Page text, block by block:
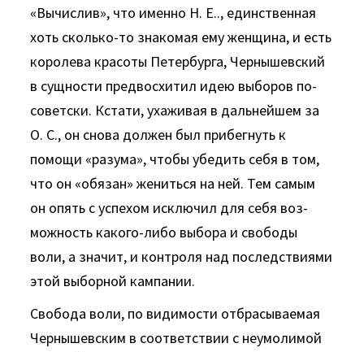
«Вычислив», что именно Н. Е.., единственная
хоть сколько-то знакомая ему женщина, и есть
королева красоты Петербурга, Чернышевский
в сущности предвосхитил идею выборов по-
советски. Кстати, ухаживая в дальнейшем за
О. С., он снова должен был прибегнуть к
помощи «разума», чтобы убедить себя в том,
что он «обязан» жениться на ней. Тем самым
он опять с успехом исключил для себя воз­
можность какого-либо выбора и свободы
воли, а значит, и кон­троля над последствиями
этой выборной кампании.
Свобода воли, по видимости отбрасываемая
Чернышевским в соответствии с неумолимой